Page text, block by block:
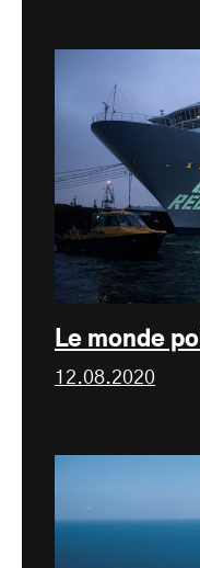
Le monde
12.08.2020